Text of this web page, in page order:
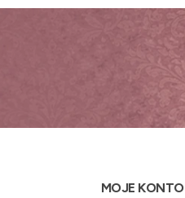
MOJE KONTO